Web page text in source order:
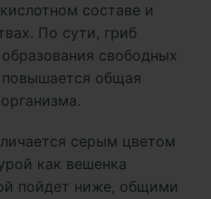
составе и
По сути, гриб
свободных
повышается общая
серым цветом
как вешенка
пойдет ниже, общими